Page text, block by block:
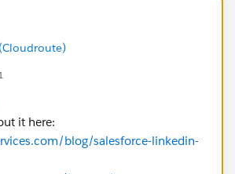
it here:
blog/salesforce-linkedin-